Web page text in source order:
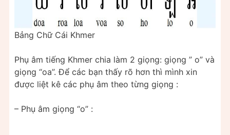
Bảng Chữ Cái Khmer
Phụ âm tiếng Khmer chia làm 2 giọng: giọng ” o” và
giọng “oa”. Để các bạn thấy rõ hơn thì mình xin
được liệt kê các phụ âm theo từng giọng :
– Phụ âm giọng “o” :